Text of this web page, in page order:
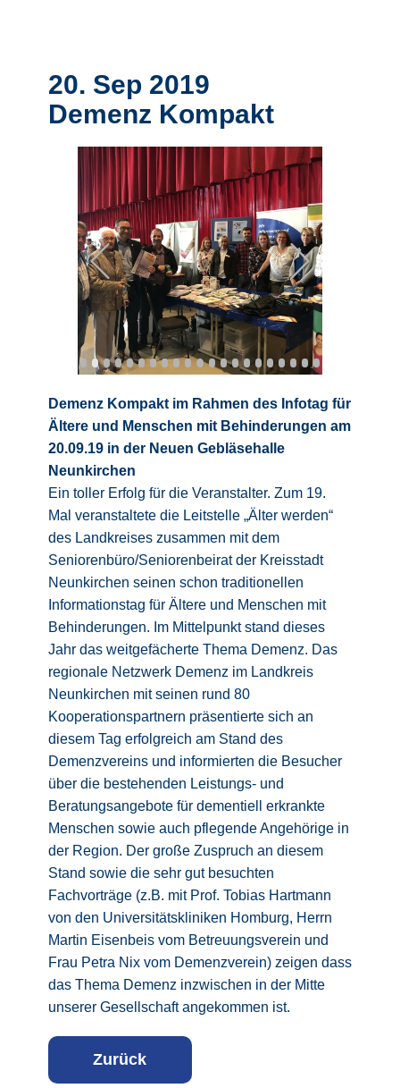
20. Sep 2019
Demenz Kompakt
Previous Next
Demenz Kompakt im Rahmen des Infotag für
Ältere und Menschen mit Behinderungen am
20.09.19 in der Neuen Gebläsehalle
Neunkirchen
Ein toller Erfolg für die Veranstalter. Zum 19.
Mal veranstaltete die Leitstelle „Älter werden“
des Landkreises zusammen mit dem
Seniorenbüro/Seniorenbeirat der Kreisstadt
Neunkirchen seinen schon traditionellen
Informationstag für Ältere und Menschen mit
Behinderungen. Im Mittelpunkt stand dieses
Jahr das weitgefächerte Thema Demenz. Das
regionale Netzwerk Demenz im Landkreis
Neunkirchen mit seinen rund 80
Kooperationspartnern präsentierte sich an
diesem Tag erfolgreich am Stand des
Demenzvereins und informierten die Besucher
über die bestehenden Leistungs- und
Beratungsangebote für dementiell erkrankte
Menschen sowie auch pflegende Angehörige in
der Region. Der große Zuspruch an diesem
Stand sowie die sehr gut besuchten
Fachvorträge (z.B. mit Prof. Tobias Hartmann
von den Universitätskliniken Homburg, Herrn
Martin Eisenbeis vom Betreuungsverein und
Frau Petra Nix vom Demenzverein) zeigen dass
das Thema Demenz inzwischen in der Mitte
unserer Gesellschaft angekommen ist.
Zurück